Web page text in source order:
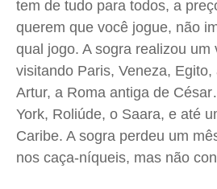
tem de tudo para todos, a
querem que você jogue, não
qual jogo. A sogra realizou um
visitando Paris, Veneza,
Artur, a Roma antiga de
York, Roliúde, o Saara, e até
Caribe. A sogra perdeu um
nos caça-níqueis, mas não